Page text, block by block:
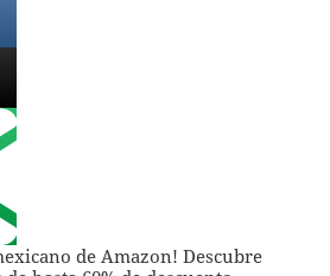
de Amazon! Descubre